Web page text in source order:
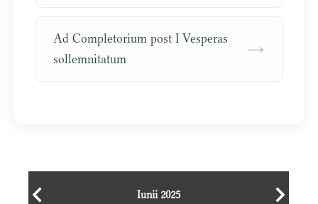
Ad Completorium post I Vesperas
sollemnitatum
→
Iunii 2025